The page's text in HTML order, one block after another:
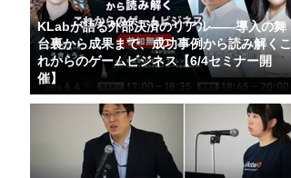
KLabが語る外部決済のリアル――導入の舞
台裏から成果まで、成功事例から読み解くこ
れからのゲームビジネス【6/4セミナー開
催】